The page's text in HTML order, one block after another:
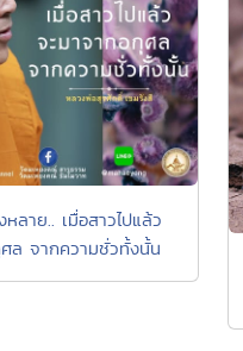
ลาย.. เมื่อสาวไปแล้ว
ล จากความชั่วทั้งนั้น